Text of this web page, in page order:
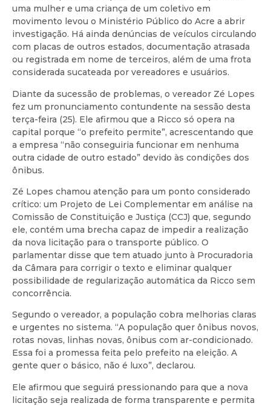
uma mulher e uma criança de um coletivo em
movimento levou o Ministério Público do Acre a abrir
investigação. Há ainda denúncias de veículos circulando
com placas de outros estados, documentação atrasada
ou registrada em nome de terceiros, além de uma frota
considerada sucateada por vereadores e usuários.
Diante da sucessão de problemas, o vereador Zé Lopes
fez um pronunciamento contundente na sessão desta
terça-feira (25). Ele afirmou que a Ricco só opera na
capital porque “o prefeito permite”, acrescentando que
a empresa “não conseguiria funcionar em nenhuma
outra cidade de outro estado” devido às condições dos
ônibus.
Zé Lopes chamou atenção para um ponto considerado
crítico: um Projeto de Lei Complementar em análise na
Comissão de Constituição e Justiça (CCJ) que, segundo
ele, contém uma brecha capaz de impedir a realização
da nova licitação para o transporte público. O
parlamentar disse que tem atuado junto à Procuradoria
da Câmara para corrigir o texto e eliminar qualquer
possibilidade de regularização automática da Ricco sem
concorrência.
Segundo o vereador, a população cobra melhorias claras
e urgentes no sistema. “A população quer ônibus novos,
rotas novas, linhas novas, ônibus com ar-condicionado.
Essa foi a promessa feita pelo prefeito na eleição. A
gente quer o básico, não é luxo”, declarou.
Ele afirmou que seguirá pressionando para que a nova
licitação seja realizada de forma transparente e permita